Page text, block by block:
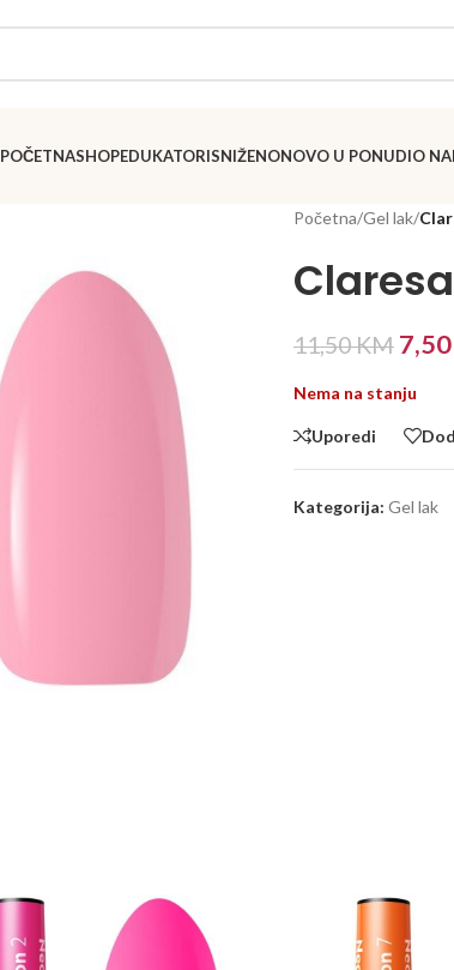
POČETNASHOPEDUKATORISNIŽENONOVO U PONUDIO
Početna/Gel lak/
11,50KM 7,50
Nema na stanju
Uporedi
Kategorija: Gel lak